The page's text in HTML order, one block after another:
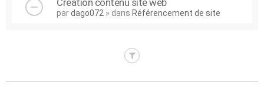
Création contenu site web
pardago072 » dans Référencement de site